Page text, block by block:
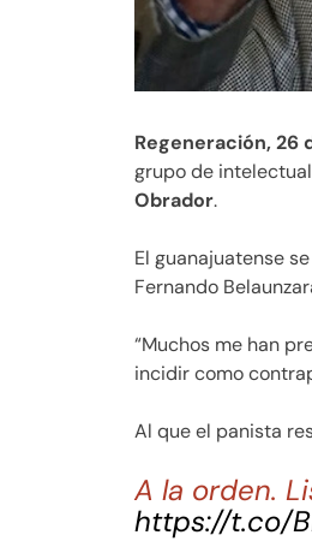
Regeneración, 26
grupo de
Obrador.
El guanajuatense
Fernando
“Muchos me han
incidir como
Al que el panista
A la orden.
https://t.co/